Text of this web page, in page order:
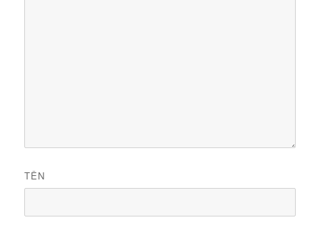
TÊN